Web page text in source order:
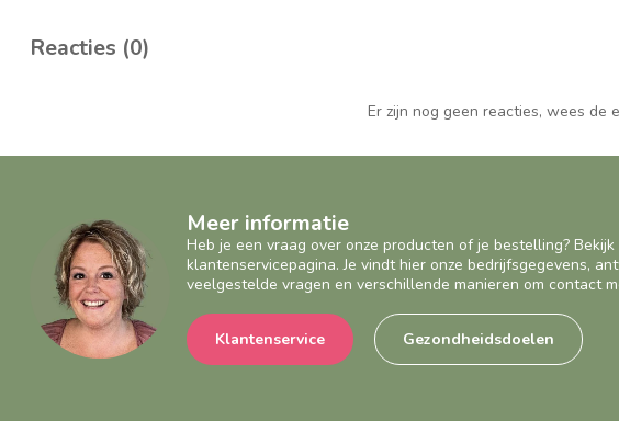
Reacties (0)
Er zijn nog geen reacties, wees de
Meer informatie
Heb je een vraag over onze producten of je bestelling?
klantenservicepagina. Je vindt hier onze bedrijfsgegevens,
veelgestelde vragen en verschillende manieren om contact
Klantenservice Gezondheidsdoelen